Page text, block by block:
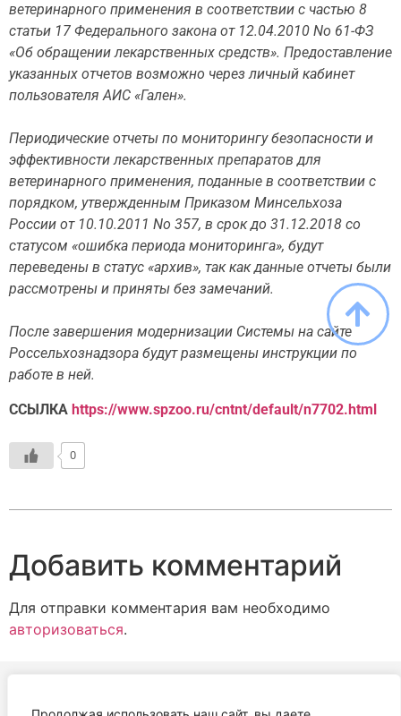
ветеринарного применения в соответствии с частью 8
статьи 17 Федерального закона от 12.04.2010 No 61-ФЗ
«Об обращении лекарственных средств». Предоставление
указанных отчетов возможно через личный кабинет
пользователя АИС «Гален».
Периодические отчеты по мониторингу безопасности и
эффективности лекарственных препаратов для
ветеринарного применения, поданные в соответствии с
порядком, утвержденным Приказом Минсельхоза
России от 10.10.2011 No 357, в срок до 31.12.2018 со
статусом «ошибка периода мониторинга», будут
переведены в статус «архив», так как данные отчеты были
рассмотрены и приняты без замечаний.
После завершения модернизации Системы на сайте
Россельхознадзора будут размещены инструкции по
работе в ней.
ССЫЛКА https://www.spzoo.ru/cntnt/default/n7702.html
0
Добавить комментарий
Для отправки комментария вам необходимо
авторизоваться.